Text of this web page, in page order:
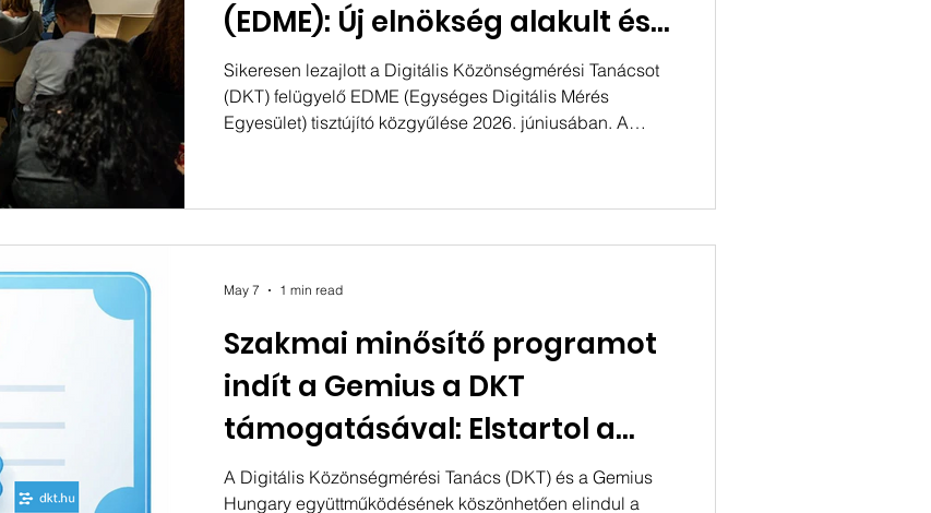
(EDME): Új elnökség alakult és
rotációs elnöki rendszert
vezetnek be
Sikeresen lezajlott a Digitális Közönségmérési Tanácsot
(DKT) felügyelő EDME (Egységes Digitális Mérés
Egyesület) tisztújító közgyűlése 2026. júniusában. A
feladata az volt, hogy kijelölje a következő két éves
Szakmai minősítő programot
indít a Gemius a DKT
támogatásával: Elstartol a
gemiusAudience Certificate
A Digitális Közönségmérési Tanács (DKT) és a Gemius
Hungary együttműködésének köszönhetően elindul a
May 7 1 min read